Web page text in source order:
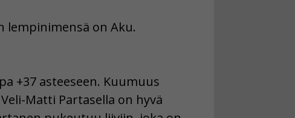
lempinimensä on Aku.
+37 asteeseen. Kuumuus
Matti Partasella on hyvä